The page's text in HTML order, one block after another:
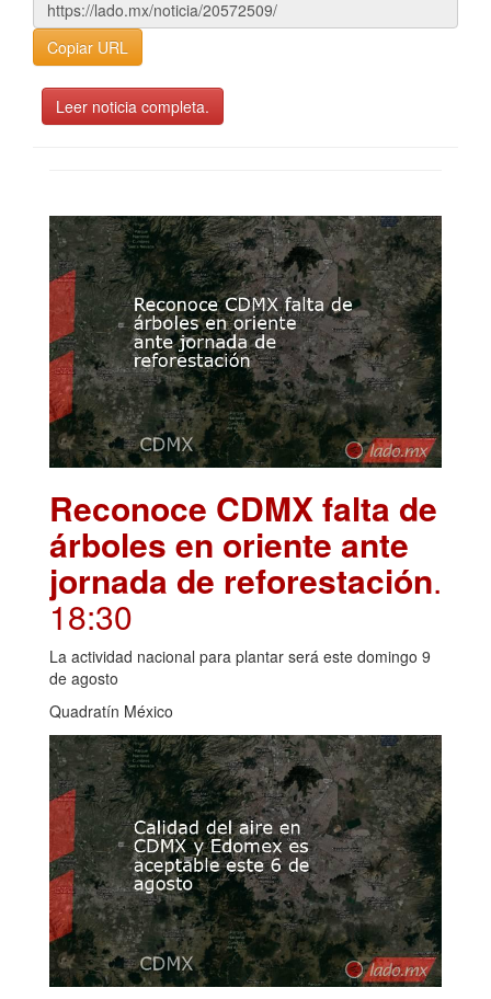
Copiar URL
Leer noticia completa.
Reconoce CDMX falta de
árboles en oriente ante
jornada de reforestación.
18:30
La actividad nacional para plantar será este domingo 9
de agosto
Quadratín México